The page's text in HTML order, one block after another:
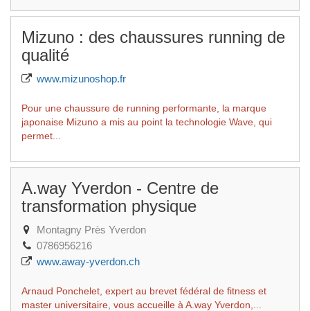
Mizuno : des chaussures running de
qualité
www.mizunoshop.fr
Pour une chaussure de running performante, la marque
japonaise Mizuno a mis au point la technologie Wave, qui
permet...
A.way Yverdon - Centre de
transformation physique
Montagny Près Yverdon
0786956216
www.away-yverdon.ch
Arnaud Ponchelet, expert au brevet fédéral de fitness et
master universitaire, vous accueille à A.way Yverdon,...